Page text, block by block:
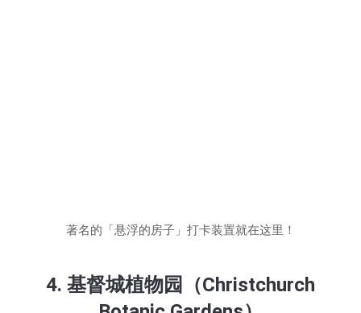
著名的「悬浮的房子」打卡装置就在这里！
4. 基督城植物园（Christchurch